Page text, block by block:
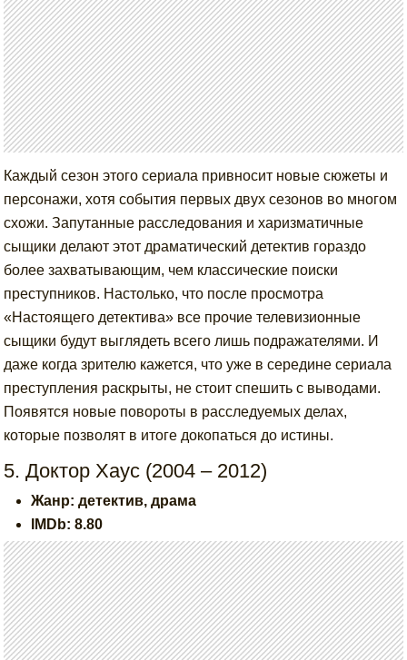
Каждый сезон этого сериала привносит новые сюжеты и
персонажи, хотя события первых двух сезонов во многом
схожи. Запутанные расследования и харизматичные
сыщики делают этот драматический детектив гораздо
более захватывающим, чем классические поиски
преступников. Настолько, что после просмотра
«Настоящего детектива» все прочие телевизионные
сыщики будут выглядеть всего лишь подражателями. И
даже когда зрителю кажется, что уже в середине сериала
преступления раскрыты, не стоит спешить с выводами.
Появятся новые повороты в расследуемых делах,
которые позволят в итоге докопаться до истины.
5. Доктор Хаус (2004 – 2012)
Жанр: детектив, драма
IMDb: 8.80